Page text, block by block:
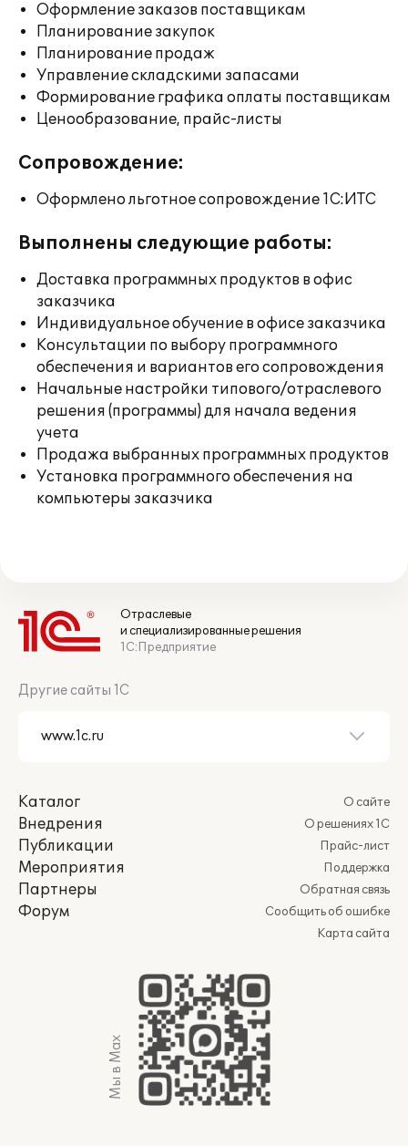
Оформление заказов поставщикам
Планирование закупок
Планирование продаж
Управление складскими запасами
Формирование графика оплаты поставщикам
Ценообразование, прайс-листы
Сопровождение:
Оформлено льготное сопровождение 1С:ИТС
Выполнены следующие работы:
Доставка программных продуктов в офис
заказчика
Индивидуальное обучение в офисе заказчика
Консультации по выбору программного
обеспечения и вариантов его сопровождения
Начальные настройки типового/отраслевого
решения (программы) для начала ведения
учета
Продажа выбранных программных продуктов
Установка программного обеспечения на
компьютеры заказчика
Отраслевые
и специализированные решения
1С:Предприятие
Другие сайты 1С
Каталог
Внедрения
Публикации
Мероприятия
Партнеры
Форум
О сайте
О решениях 1С
Прайс-лист
Поддержка
Обратная связь
Сообщить об ошибке
Карта сайта
Мы в Max